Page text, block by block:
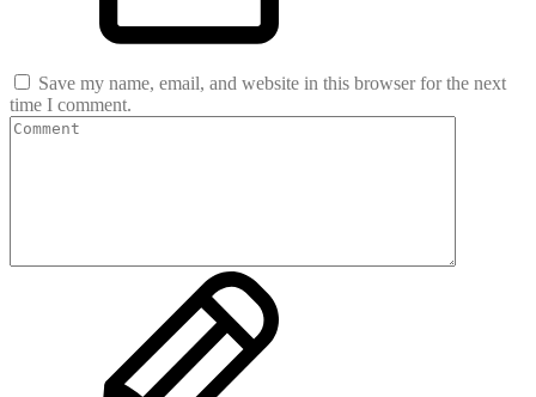
Save my name, email, and website in this browser for the next
time I comment.